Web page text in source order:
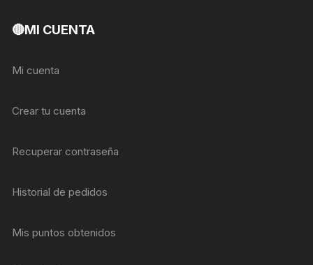
🔴MI CUENTA
Mi cuenta
Crear tu cuenta
Recuperar contraseña
Historial de pedidos
Mis puntos obtenidos